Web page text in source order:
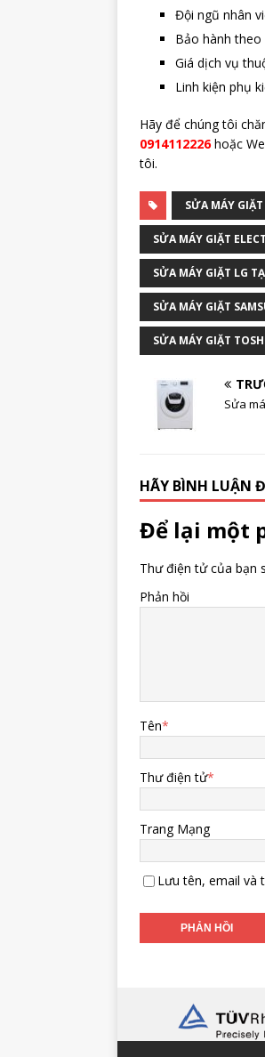
Đội ngũ nhân
Bảo hành theo
Giá dịch vụ
Linh kiện phụ
Hãy để chúng tôi
0914112226hoặc
tôi.
SỬA MÁY GIẶT
SỬA MÁY GIẶT
SỬA MÁY GIẶT LG
SỬA MÁY GIẶT
SỬA MÁY GIẶT
Sửa
HÃY BÌNH LUẬN
Để lại một
Thư điện tử của bạn
Phản hồi
Tên*
Thư điện tử*
Trang Mạng
Lưu tên, email và